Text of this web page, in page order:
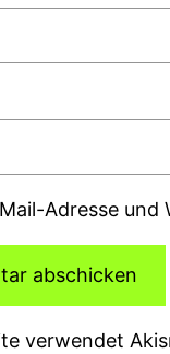
Adresse
verwendet